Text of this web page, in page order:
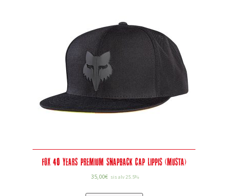
Fox 40 Years Premium Snapback Cap Lippis (musta)
35,00€ sis alv 25.5%